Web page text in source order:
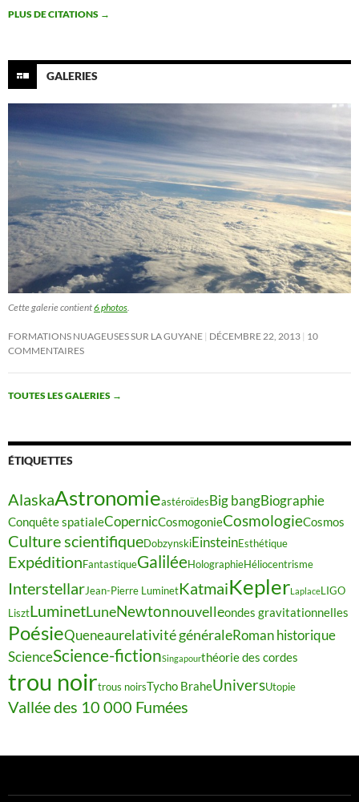
PLUS DE CITATIONS →
GALERIES
Cette galerie contient6 photos
FORMATIONS NUAGEUSES SUR LA GUYANE DÉCEMBRE 22, 2013 10
COMMENTAIRES
TOUTES LES GALERIES →
ÉTIQUETTES
AlaskaAstronomieastéroïdesBig bangBiographie
Conquête spatialeCopernicCosmogonieCosmologieCosmos
Culture scientifiqueDobzynskiEinsteinEsthétique
ExpéditionFantastiqueGaliléeHolographieHéliocentrisme
InterstellarJean-Pierre LuminetKatmaiKeplerLaplaceLIGO
LisztLuminetLuneNewtonnouvelleondes gravitationnelles
PoésieQueneaurelativité généraleRoman historique
ScienceScience-fictionSingapourthéorie des cordes
trou noirtrous noirsTycho BraheUniversUtopie
Vallée des 10 000 Fumées